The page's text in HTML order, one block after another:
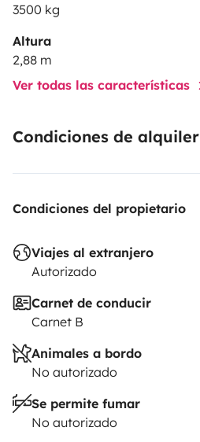
3500 kg
Altura
2,88 m
Ver todas las características
Condiciones de alquiler
Condiciones del propietario
Viajes al extranjero
Autorizado
Carnet de conducir
Carnet B
Animales a bordo
No autorizado
Se permite fumar
No autorizado